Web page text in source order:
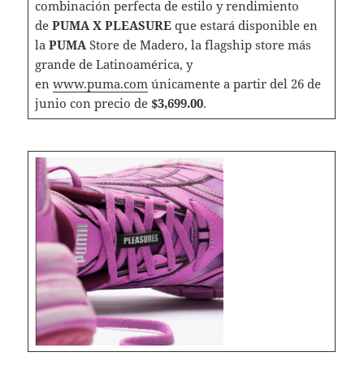
combinación perfecta de estilo y rendimiento
de PUMA X PLEASUREque estará disponible en
la PUMAStore de Madero, la flagship store más
grande de Latinoamérica, y
en www.puma.com únicamente a partir del 26 de
junio con precio de $3,699.00.